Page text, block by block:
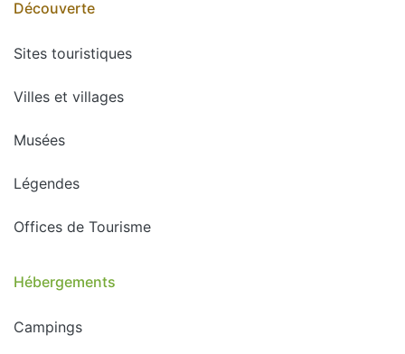
Découverte
Sites touristiques
Villes et villages
Musées
Légendes
Offices de Tourisme
Hébergements
Campings